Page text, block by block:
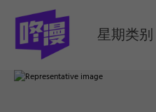
星期类别